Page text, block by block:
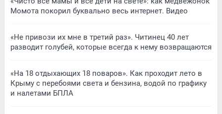
Момота покорил буквально весь интернет. Видео
«Не привози их мне в третий раз». Читинец 40 лет
разводит голубей, которые всегда к нему возвращаются
«На 18 отдыхающих 18 поваров». Как проходит лето в
Крыму с перебоями света и бензина, водой по графику
и налетами БПЛА